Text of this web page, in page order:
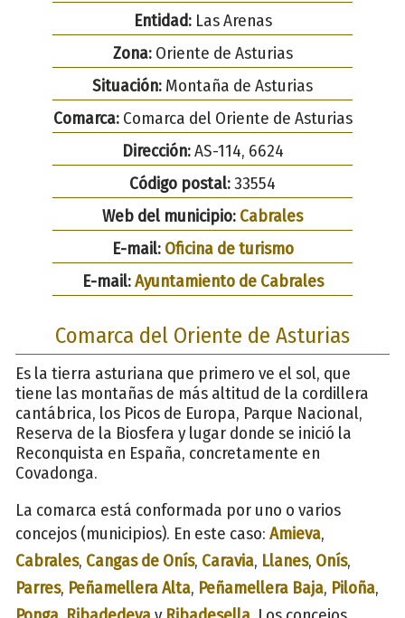
Entidad:Las Arenas
Zona:Oriente de Asturias
Situación: Montaña de Asturias
Comarca:Comarca del Oriente de Asturias
Dirección:AS-114, 6624
Código postal:33554
Web del municipio: Cabrales
E-mail: Oficina de turismo
E-mail:Ayuntamiento de Cabrales
Comarca del Oriente de Asturias
Es la tierra asturiana que primero ve el sol, que
tiene las montañas de más altitud de la cordillera
cantábrica, los Picos de Europa, Parque Nacional,
Reserva de la Biosfera y lugar donde se inició la
Reconquista en España, concretamente en
Covadonga.
La comarca está conformada por uno o varios
concejos (municipios). En este caso: Amieva,
Cabrales, Cangas de Onís, Caravia, Llanes, Onís,
Parres, Peñamellera Alta, Peñamellera Baja, Piloña,